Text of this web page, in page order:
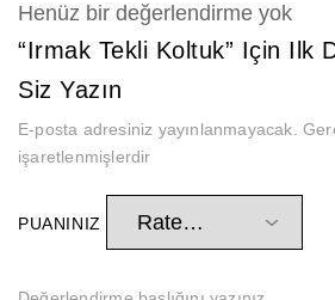
Henüz bir değerlendirme yok
“Irmak Tekli Koltuk” Için Ilk
Siz Yazın
E-posta adresiniz yayınlanmayacak.
işaretlenmişlerdir
PUANINIZ